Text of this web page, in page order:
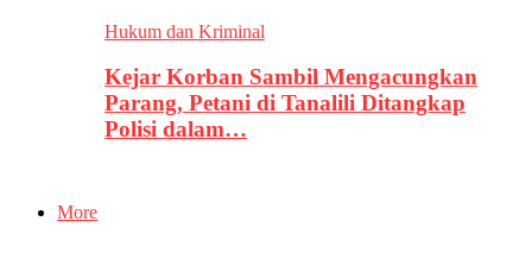
Hukum dan Kriminal
Kejar Korban Sambil Mengacungkan
Parang, Petani di Tanalili Ditangkap
Polisi dalam…
More